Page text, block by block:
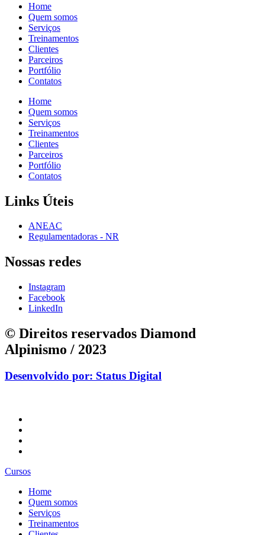
Home
Quem somos
Serviços
Treinamentos
Clientes
Parceiros
Portfólio
Contatos
Home
Quem somos
Serviços
Treinamentos
Clientes
Parceiros
Portfólio
Contatos
Links Úteis
ANEAC
Regulamentadoras - NR
Nossas redes
Instagram
Facebook
LinkedIn
© Direitos reservados Diamond
Alpinismo / 2023
Desenvolvido por: Status Digital
Cursos
Home
Quem somos
Serviços
Treinamentos